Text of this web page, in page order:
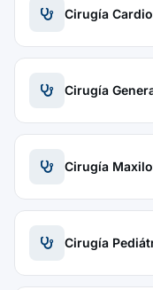
Cirugía
Cirugía
Cirugía
Cirugía